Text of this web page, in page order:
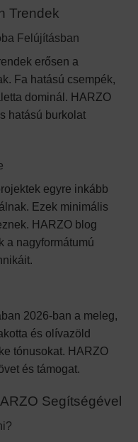
Trendek
Felújításban
erősen a
Fa hatású csempék,
dominál. HARZO
hatású burkolat
egyre inkább
Ezek minimális
HARZO blog
a nagyformátumú
2026-ban a meleg,
és olívazöld
tónusokat. HARZO
és támogat.
Segítségével